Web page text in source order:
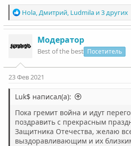
Р
е
а
ц
и
:
Hola,Дмитрий, Ludmilaи 3 других
Модератор
Best of the best Посетитель
23 Фев 2021
Luk$ написал(а):
Пока гремит война и идут
поздравить с прекрасным
Защитника Отечества, желаю
выздоравливающим и их